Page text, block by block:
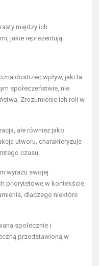
między ich
jakie reprezentują.
dostrzec wpływ, jaki ta
społeczeństwie, nie
Zrozumienie ich roli w
ale również jako
utworu, charakteryzuje
czasu.
wyrazu swojej
priorytetowe w kontekście
dlaczego niektóre
społecznie i
przedstawioną w